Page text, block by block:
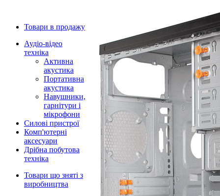
Товари в продажу
Аудіо-відео
техніка
Активна
акустика
Портативна
акустика
Навушники,
гарнітури і
мікрофони
Силові пристрої
Комп'ютерні
аксесуари
Дрібна побутова
техніка
Товари що зняті з
виробництва